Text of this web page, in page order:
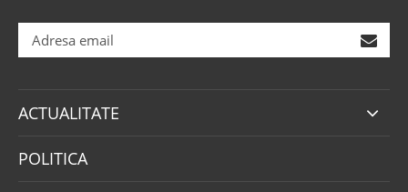
ACTUALITATE
POLITICA